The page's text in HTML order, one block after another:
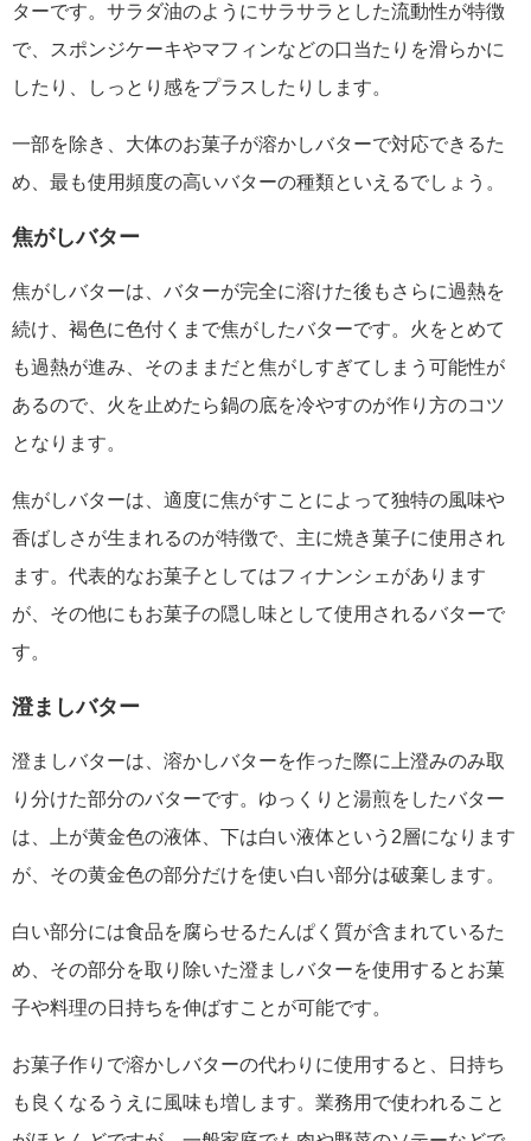
ターです。サラダ油のようにサラサラとした流動性が特徴
で、スポンジケーキやマフィンなどの口当たりを滑らかに
したり、しっとり感をプラスしたりします。
一部を除き、大体のお菓子が溶かしバターで対応できるた
め、最も使用頻度の高いバターの種類といえるでしょう。
焦がしバター
焦がしバターは、バターが完全に溶けた後もさらに過熱を
続け、褐色に色付くまで焦がしたバターです。火をとめて
も過熱が進み、そのままだと焦がしすぎてしまう可能性が
あるので、火を止めたら鍋の底を冷やすのが作り方のコツ
となります。
焦がしバターは、適度に焦がすことによって独特の風味や
香ばしさが生まれるのが特徴で、主に焼き菓子に使用され
ます。代表的なお菓子としてはフィナンシェがあります
が、その他にもお菓子の隠し味として使用されるバターで
す。
澄ましバター
澄ましバターは、溶かしバターを作った際に上澄みのみ取
り分けた部分のバターです。ゆっくりと湯煎をしたバター
は、上が黄金色の液体、下は白い液体という2層になります
が、その黄金色の部分だけを使い白い部分は破棄します。
白い部分には食品を腐らせるたんぱく質が含まれているた
め、その部分を取り除いた澄ましバターを使用するとお菓
子や料理の日持ちを伸ばすことが可能です。
お菓子作りで溶かしバターの代わりに使用すると、日持ち
も良くなるうえに風味も増します。業務用で使われること